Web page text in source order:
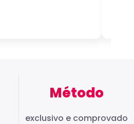
Método
exclusivo e comprovado